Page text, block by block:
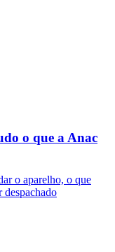
o que a Anac
o aparelho, o que
despachado